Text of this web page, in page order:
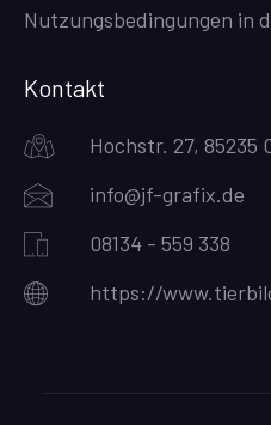
Nutzungsbedingungen in
Kontakt
Hochstr. 27, 85235
info@jf-grafix.de
08134 - 559 338
https://